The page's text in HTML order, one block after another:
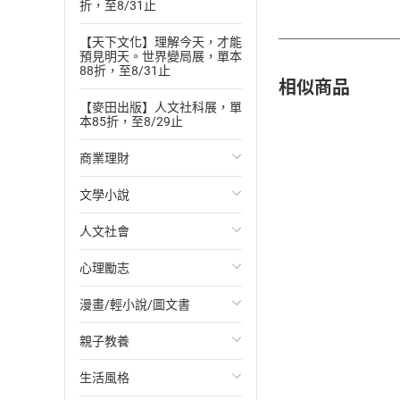
折，至8/31止
【天下文化】理解今天，才能
預見明天。世界變局展，單本
88折，至8/31止
【麥田出版】人文社科展，單
本85折，至8/29止
商業理財
投資理財
經濟/趨勢
財務/金融
管理/領導
職場工作術
成功法
文學小說
歐美文學
日本文學
韓國文學
華文文學
經典文學
人文社會
國際關係
政治
社會科學
台灣/中國歷史
心理勵志
心靈成長/情緒
人際關係
兩性關係
漫畫/輕小說/圖文書
輕小說
奇幻/科幻
親子教養
教育現場
生活風格
相似商品